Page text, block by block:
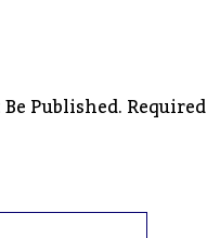
Published.Required